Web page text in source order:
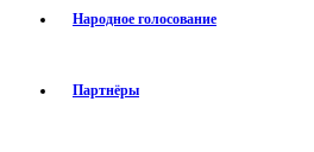
Народное голосование
Партнёры